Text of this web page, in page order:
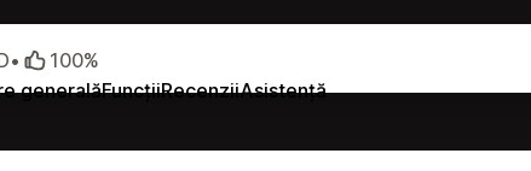
generalăFuncțiiRecenziiAsistență
• 100%